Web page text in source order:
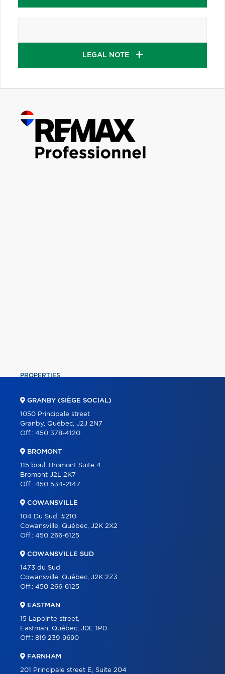
LEGAL NOTE
PROPERTIES
ABOUT
PARTNERS
CONTACT
GRANBY (SIÈGE SOCIAL)
1050 Principale street
Granby, Québec, J2J 2N7
Off.: 450 378-4120
BROMONT
115 boul. Bromont Suite 4
Bromont J2L 2K7
Off.: 450 534-2147
COWANSVILLE
104 Du Sud, #210
Cowansville, Québec, J2K 2X2
Off.: 450 266-6125
COWANSVILLE SUD
1473 du Sud
Cowansville, Québec, J2K 2Z3
Off.: 450 266-6125
EASTMAN
15 Lapointe street,
Eastman, Québec, J0E 1P0
Off.: 819 239-9690
FARNHAM
201 Principale street E, Suite 204